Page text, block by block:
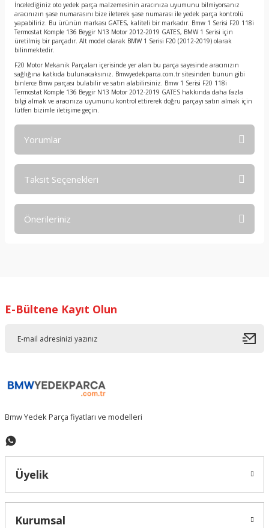
İncelediğiniz oto yedek parça malzemesinin aracınıza uyumunu bilmiyorsanız
aracınızın şase numarasını bize ileterek şase numarası ile yedek parça kontrolü
yapabiliriz. Bu ürünün markası GATES, kaliteli bir markadır. Bmw 1 Serisi F20 118i
Termostat Komple 136 Beygir N13 Motor 2012-2019 GATES, BMW 1 Serisi için
üretilmiş bir parçadır. Alt model olarak BMW 1 Serisi F20 (2012-2019) olarak
bilinmektedir.
F20 Motor Mekanik Parçaları içerisinde yer alan bu parça sayesinde aracınızın
sağlığına katkıda bulunacaksınız. Bmwyedekparca.com.tr sitesinden bunun gibi
binlerce Bmw parçası bulabilir ve satın alabilirsiniz. Bmw 1 Serisi F20 118i
Termostat Komple 136 Beygir N13 Motor 2012-2019 GATES hakkında daha fazla
bilgi almak ve aracınıza uyumunu kontrol ettirerek doğru parçayı satın almak için
lütfen bizimle iletişime geçin.
Yorumlar
Taksit Seçenekleri
Önerileriniz
Ürün resmi kalitesiz, bozuk veya görüntülenemiyor.
Bu ürüne benzer farklı alternatifler olmalı.
Gönder
E-Bültene Kayıt Olun
Bmw Yedek Parça fiyatları ve modelleri
Üyelik
Kurumsal